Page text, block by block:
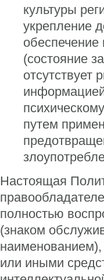
культуры
укрепление
(состояние
отсутствует
путем
Настоящая
полностью
(знаком
или иными